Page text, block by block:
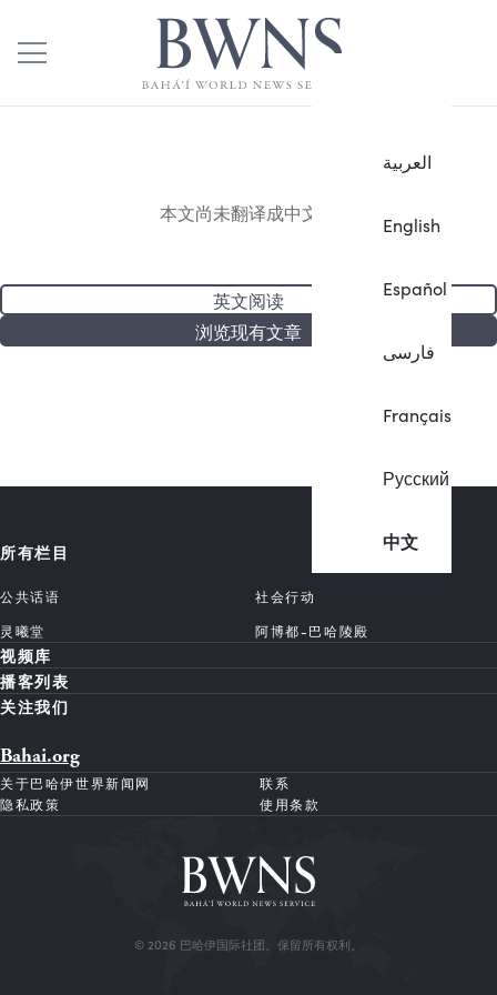
العربية
English
Español
فارسی
Français
Русский
中文
本文尚未翻译成中文。
英文阅读
浏览现有文章
所有栏目
公共话语
社会行动
灵曦堂
阿博都-巴哈陵殿
视频库
播客列表
关注我们
Bahai.org
关于巴哈伊世界新闻网
联系
隐私政策
使用条款
© 2026 巴哈伊国际社团。保留所有权利。